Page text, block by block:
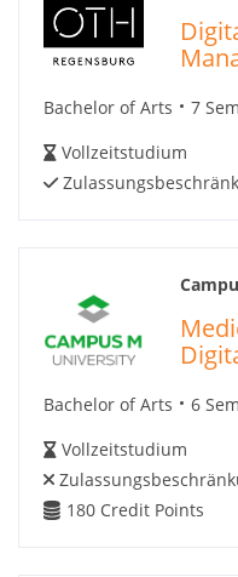
Bachelor of Arts
7
Vollzeitstudium
Bachelor of Arts
6
Vollzeitstudium
180 Credit Points